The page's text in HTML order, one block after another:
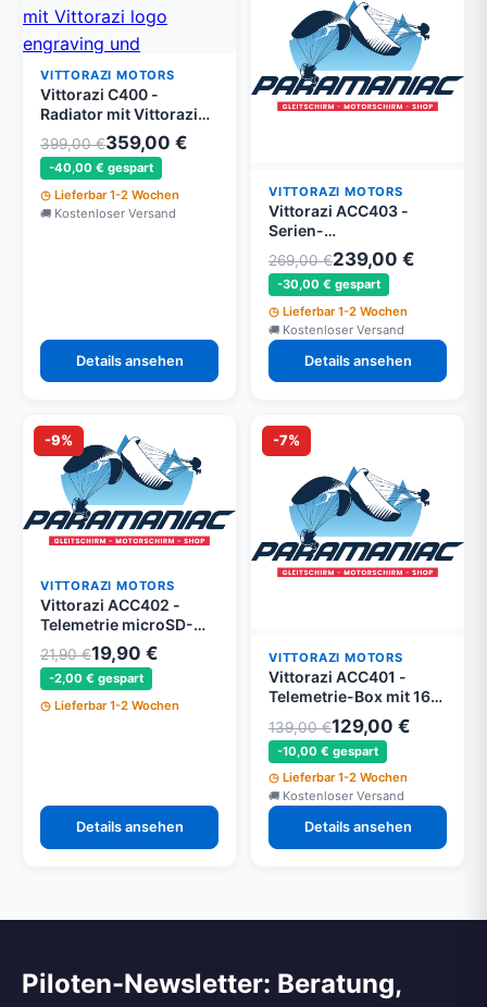
VITTORAZI MOTORS
Vittorazi C400 -
Radiator mit Vittorazi
logo engraving und
Befestigung Set
399,00 €359,00 €
-40,00 € gespart
Lieferbar 1-2 Wochen
Kostenloser Versand
Details ansehen
VITTORAZI MOTORS
Vittorazi ACC403 -
Serien-
Verbindungsmodul für
EFI-Batterien - Moster
185 EFI
269,00 €239,00 €
-30,00 € gespart
Lieferbar 1-2 Wochen
Kostenloser Versand
Details ansehen
-9%
VITTORAZI MOTORS
Vittorazi ACC402 -
Telemetrie microSD-
Karten 16 GB - 2 Stück -
Moster 185 EFI
21,90 €19,90 €
-2,00 € gespart
Lieferbar 1-2 Wochen
Details ansehen
-7%
VITTORAZI MOTORS
Vittorazi ACC401 -
Telemetrie-Box mit 16
GB microSD - Moster
185 EFI
139,00 €129,00 €
-10,00 € gespart
Lieferbar 1-2 Wochen
Kostenloser Versand
Details ansehen
Piloten-Newsletter: Beratung,